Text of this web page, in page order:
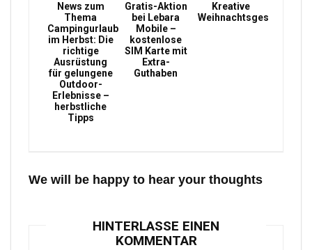
News zum
Thema
Campingurlaub
im Herbst: Die
richtige
Ausrüstung
für gelungene
Outdoor-
Erlebnisse –
herbstliche
Tipps
Gratis-Aktion
bei Lebara
Mobile –
kostenlose
SIM Karte mit
Extra-
Guthaben
Kreative
Weihnachtsgeschenke
We will be happy to hear your thoughts
HINTERLASSE EINEN
KOMMENTAR